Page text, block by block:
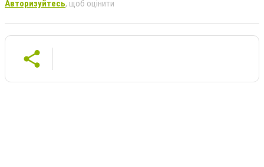
Авторизуйтесь, щоб оцінити